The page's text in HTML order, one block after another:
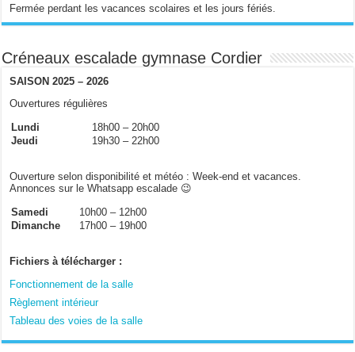
Fermée perdant les vacances scolaires et les jours fériés.
Créneaux escalade gymnase Cordier
SAISON 2025 – 2026
Ouvertures régulières
Lundi
18h00 – 20h00
Jeudi
19h30 – 22h00
Ouverture selon disponibilité et météo : Week-end et vacances.
Annonces sur le Whatsapp escalade 😉
Samedi
10h00 – 12h00
Dimanche
17h00 – 19h00
Fichiers à télécharger :
Fonctionnement de la salle
Règlement intérieur
Tableau des voies de la salle